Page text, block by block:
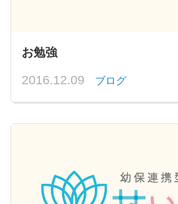
お勉強
2016.12.09 ブログ